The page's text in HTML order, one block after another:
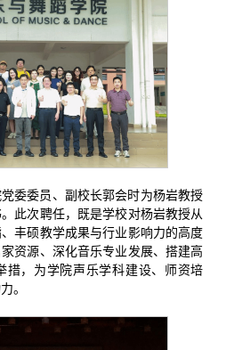
委委员、副校长郭会时为杨岩教授
此次聘任，既是学校对杨岩教授从
丰硕教学成果与行业影响力的高度
资源、深化音乐专业发展、搭建高
措，为学院声乐学科建设、师资培
。